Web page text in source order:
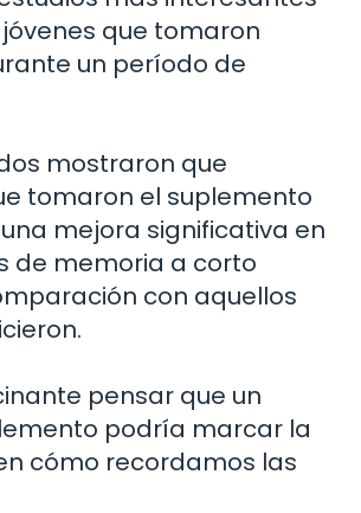
que tomaron
un período de
mostraron que
tomaron el suplemento
mejora significativa en
de memoria a corto
con aquellos
pensar que un
podría marcar la
cómo recordamos las